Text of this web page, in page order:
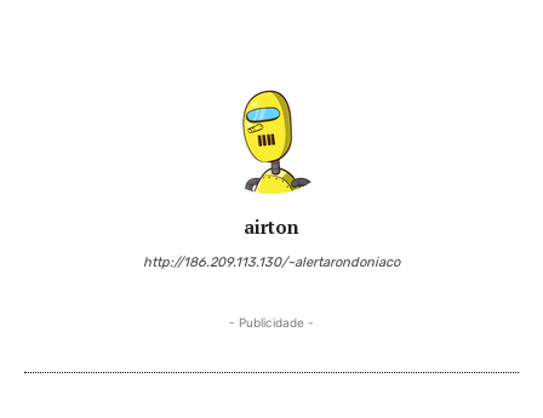
airton
http://186.209.113.130/~alertarondoniaco
- Publicidade -